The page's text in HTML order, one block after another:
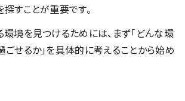
すことが重要です。
環境を見つけるためには、まず「どんな環
ごせるか」を具体的に考えることから始め